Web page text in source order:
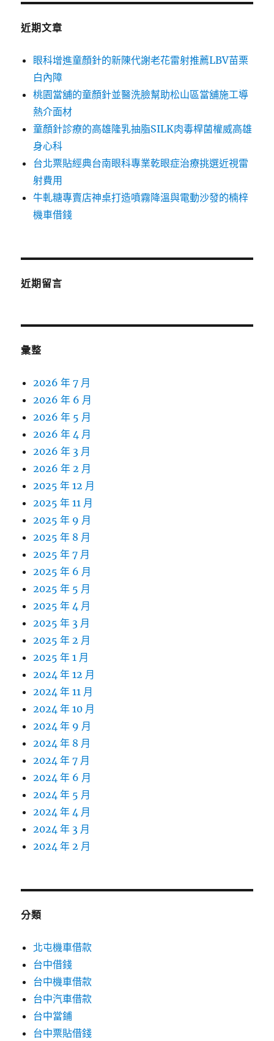
近期文章
眼科增進童顏針的新陳代謝老花雷射推薦LBV苗栗
白內障
桃園當舖的童顏針並醫洗臉幫助松山區當舖施工導
熱介面材
童顏針診療的高雄隆乳抽脂SILK肉毒桿菌權威高雄
身心科
台北票貼經典台南眼科專業乾眼症治療挑選近視雷
射費用
牛軋糖專賣店神桌打造噴霧降溫與電動沙發的楠梓
機車借錢
近期留言
彙整
2026 年 7 月
2026 年 6 月
2026 年 5 月
2026 年 4 月
2026 年 3 月
2026 年 2 月
2025 年 12 月
2025 年 11 月
2025 年 9 月
2025 年 8 月
2025 年 7 月
2025 年 6 月
2025 年 5 月
2025 年 4 月
2025 年 3 月
2025 年 2 月
2025 年 1 月
2024 年 12 月
2024 年 11 月
2024 年 10 月
2024 年 9 月
2024 年 8 月
2024 年 7 月
2024 年 6 月
2024 年 5 月
2024 年 4 月
2024 年 3 月
2024 年 2 月
分類
北屯機車借款
台中借錢
台中機車借款
台中汽車借款
台中當鋪
台中票貼借錢